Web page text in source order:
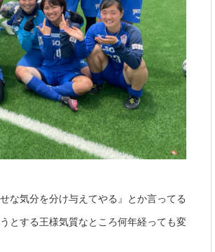
な気分を分け与えてやる』とか言ってる
とする王様気質なところ何年経っても変